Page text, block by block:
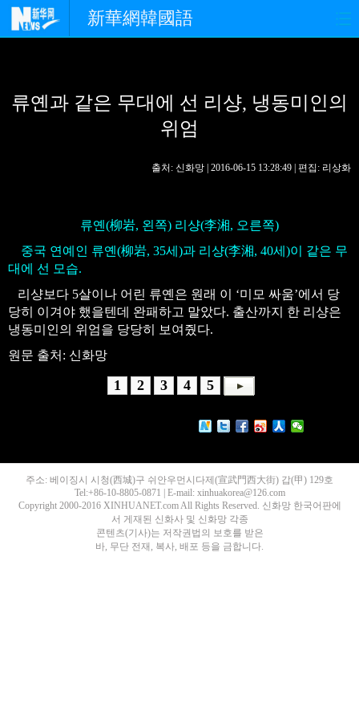
新華網韓國語
경제 사회 포토
핫 TV
생생 중국어
류옌과 같은 무대에 선 리샹, 냉동미인의
위엄
출처: 신화망 | 2016-06-15 13:28:49 | 편집: 리상화
류옌(柳岩, 왼쪽) 리샹(李湘, 오른쪽)
중국 연예인 류옌(柳岩, 35세)과 리샹(李湘, 40세)이 같은 무
대에 선 모습.
리샹보다 5살이나 어린 류옌은 원래 이 ‘미모 싸움’에서 당
당히 이겨야 했을텐데 완패하고 말았다. 출산까지 한 리샹은
냉동미인의 위엄을 당당히 보여줬다.
원문 출처: 신화망
1 2 3 4 5
주소: 베이징시 시청(西城)구 쉬안우먼시다제(宣武門西大街) 갑(甲) 129호
Tel:+86-10-8805-0871 | E-mail: xinhuakorea@126.com
Copyright 2000-2016 XINHUANET.com All Rights Reserved. 신화망 한국어판에
서 게재된 신화사 및 신화망 각종
콘텐츠(기사)는 저작권법의 보호를 받은
바, 무단 전재, 복사, 배포 등을 금합니다.